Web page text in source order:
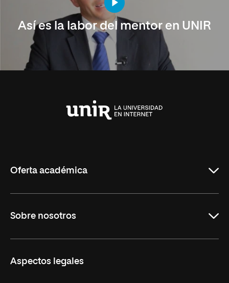
Así es la labor del mentor en UNIR
Oferta académica
Maestrías
Sobre nosotros
Trabaja en UNIR
Aspectos legales